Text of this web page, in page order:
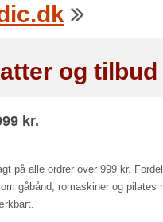
og tilbud
kr.
på alle ordrer over 999 kr.
gåbånd, romaskiner og pilates